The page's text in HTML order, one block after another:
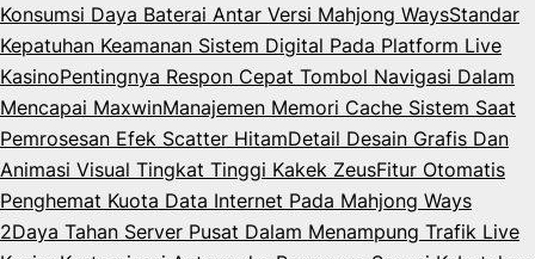
Konsumsi Daya Baterai Antar Versi Mahjong WaysStandar
Kepatuhan Keamanan Sistem Digital Pada Platform Live
KasinoPentingnya Respon Cepat Tombol Navigasi Dalam
Mencapai MaxwinManajemen Memori Cache Sistem Saat
Pemrosesan Efek Scatter HitamDetail Desain Grafis Dan
Animasi Visual Tingkat Tinggi Kakek ZeusFitur Otomatis
Penghemat Kuota Data Internet Pada Mahjong Ways
2Daya Tahan Server Pusat Dalam Menampung Trafik Live